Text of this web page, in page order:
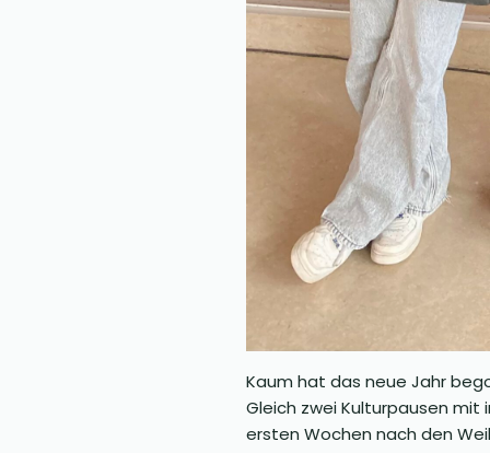
Kaum hat das neue Jahr
Gleich zwei Kulturpausen
ersten Wochen nach den